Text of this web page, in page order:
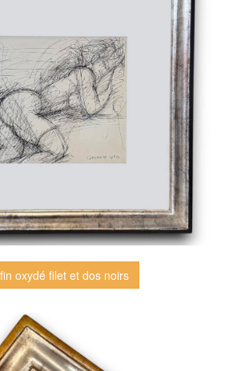
oxydé filet et dos noirs